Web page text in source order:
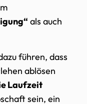
als auch
führen, dass
ablösen
Laufzeit
sein, ein